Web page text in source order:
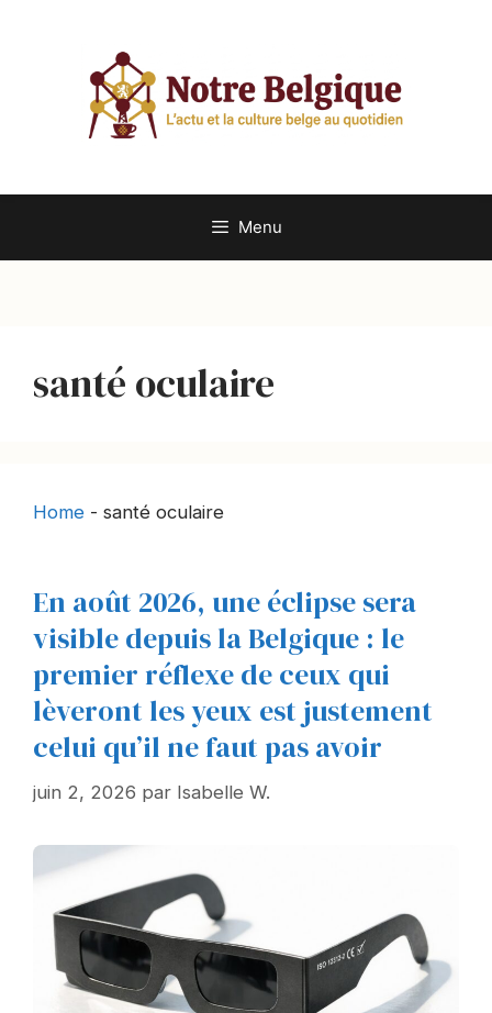
Menu
santé oculaire
Home - santé oculaire
En août 2026, une éclipse sera
visible depuis la Belgique : le
premier réflexe de ceux qui
lèveront les yeux est justement
celui qu’il ne faut pas avoir
juin 2, 2026 par Isabelle W.